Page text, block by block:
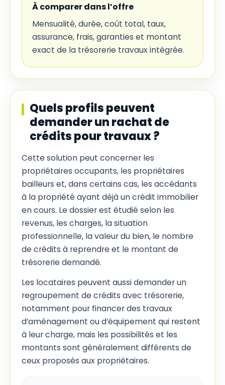
À comparer dans l’offre
Mensualité, durée, coût total, taux,
assurance, frais, garanties et montant
exact de la trésorerie travaux intégrée.
Quels profils peuvent
demander un rachat de
crédits pour travaux ?
Cette solution peut concerner les
propriétaires occupants, les propriétaires
bailleurs et, dans certains cas, les accédants
à la propriété ayant déjà un crédit immobilier
en cours. Le dossier est étudié selon les
revenus, les charges, la situation
professionnelle, la valeur du bien, le nombre
de crédits à reprendre et le montant de
trésorerie demandé.
Les locataires peuvent aussi demander un
regroupement de crédits avec trésorerie,
notamment pour financer des travaux
d’aménagement ou d’équipement qui restent
à leur charge, mais les possibilités et les
montants sont généralement différents de
ceux proposés aux propriétaires.